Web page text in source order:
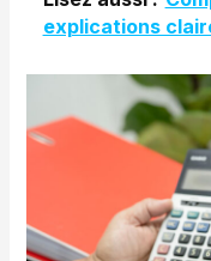
explications